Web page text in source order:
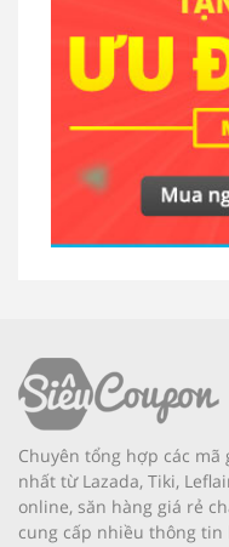
Chuyên tổng hợp các
nhất từ Lazada, Tiki,
online, săn hàng giá rẻ
cung cấp nhiều thông tin